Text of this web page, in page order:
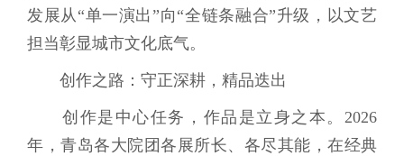
发展从“单一演出”向“全链条融合”升级，以文艺
担当彰显城市文化底气。
创作之路：守正深耕，精品迭出
创作是中心任务，作品是立身之本。2026
年，青岛各大院团各展所长、各尽其能，在经典